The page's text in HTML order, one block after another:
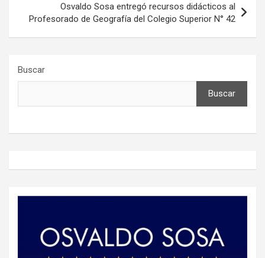
Osvaldo Sosa entregó recursos didácticos al
Profesorado de Geografía del Colegio Superior N° 42
Buscar
Buscar